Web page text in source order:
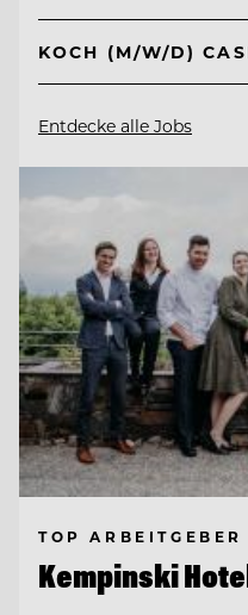
KOCH (M/W/D)
Entdecke alle Jobs
TOP ARBEITGEBER
Kempinski